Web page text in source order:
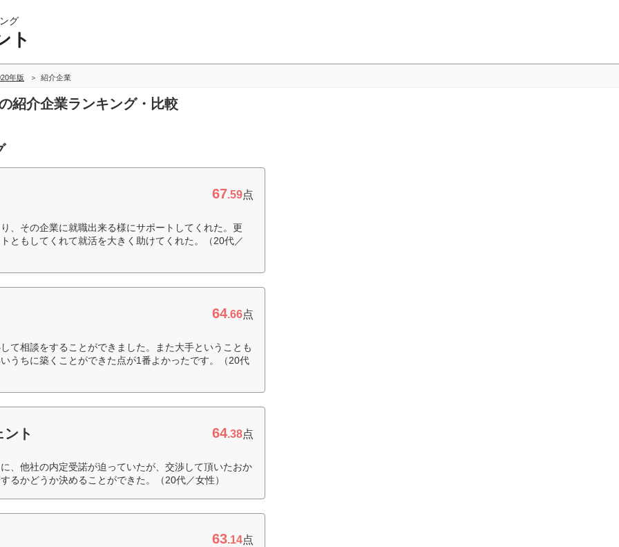
グ
ト
年版 紹介企業
紹介企業ランキング・比較
67.59点
、その企業に就職出来る様にサポートしてくれた。更
ともしてくれて就活を大きく助けてくれた。（20代／
64.66点
て相談をすることができました。また大手ということも
うちに築くことができた点が1番よかったです。（20代
ト 64.38点
、他社の内定受諾が迫っていたが、交渉して頂いたおか
るかどうか決めることができた。（20代／女性）
63.14点